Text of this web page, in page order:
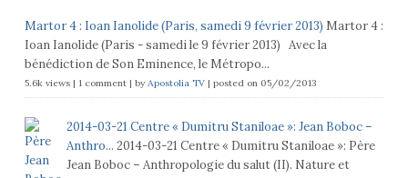
Martor 4 : Ioan Ianolide (Paris, samedi 9 février 2013) Martor 4 :
Ioan Ianolide (Paris - samedi le 9 février 2013) Avec la
bénédiction de Son Eminence, le Métropo...
5.6k views| 1 comment| byApostolia TV| posted on 05/02/2013
2014-03-21 Centre « Dumitru Staniloae »: Jean Boboc –
Anthro... 2014-03-21 Centre « Dumitru Staniloae »: Père
Jean Boboc – Anthropologie du salut (II). Nature et